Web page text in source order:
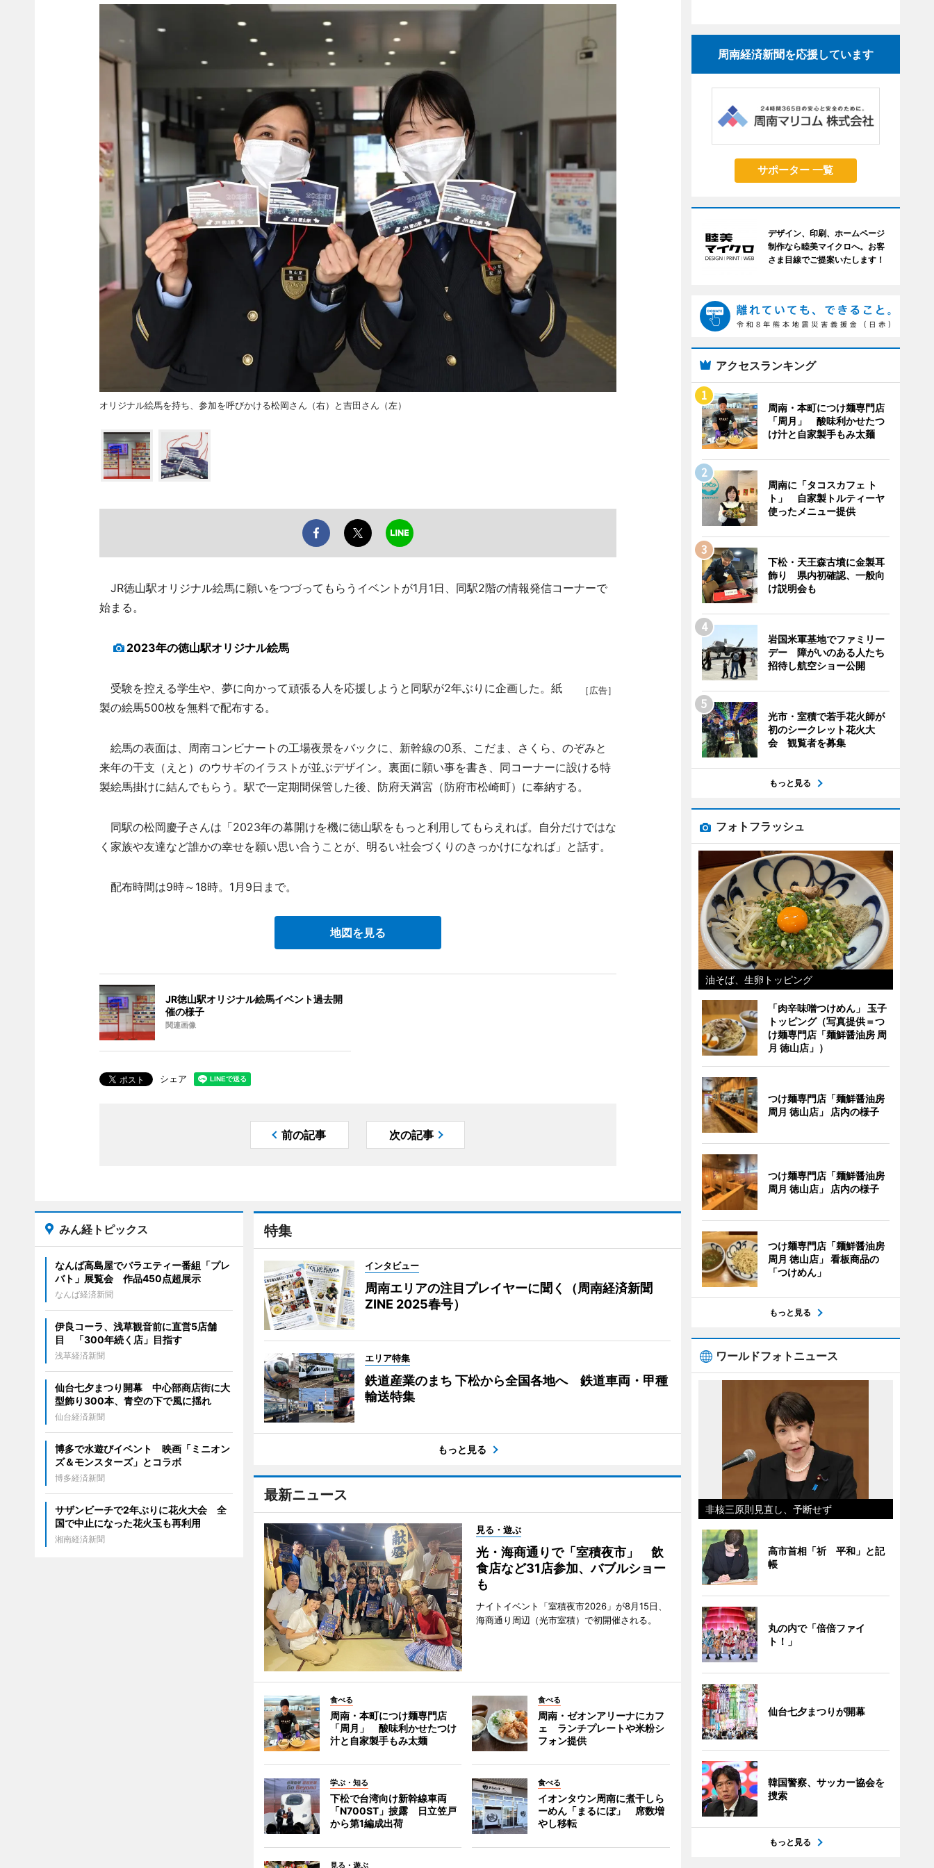
オリジナル絵馬を持ち、参加を呼びかける松岡さん（右）と吉田さん（左）
JR徳山駅オリジナル絵馬に願いをつづってもらうイベントが1月1日、同駅2階の情報発信コーナーで
始まる。
2023年の徳山駅オリジナル絵馬
［広告］
受験を控える学生や、夢に向かって頑張る人を応援しようと同駅が2年ぶりに企画した。紙
製の絵馬500枚を無料で配布する。
絵馬の表面は、周南コンビナートの工場夜景をバックに、新幹線の0系、こだま、さくら、のぞみと
来年の干支（えと）のウサギのイラストが並ぶデザイン。裏面に願い事を書き、同コーナーに設ける特
製絵馬掛けに結んでもらう。駅で一定期間保管した後、防府天満宮（防府市松崎町）に奉納する。
同駅の松岡慶子さんは「2023年の幕開けを機に徳山駅をもっと利用してもらえれば。自分だけではな
く家族や友達など誰かの幸せを願い思い合うことが、明るい社会づくりのきっかけになれば」と話す。
配布時間は9時～18時。1月9日まで。
地図を見る
JR徳山駅オリジナル絵馬イベント過去開
催の様子
関連画像
シェア
前の記事 次の記事
特集
インタビュー
周南エリアの注目プレイヤーに聞く（周南経済新聞
ZINE 2025春号）
エリア特集
鉄道産業のまち 下松から全国各地へ 鉄道車両・甲種
輸送特集
もっと見る
最新ニュース
見る・遊ぶ
光・海商通りで「室積夜市」 飲
食店など31店参加、バブルショー
も
ナイトイベント「室積夜市2026」が8月15日、
海商通り周辺（光市室積）で初開催される。
食べる
周南・本町につけ麺専門店
「周月」 酸味利かせたつけ
汁と自家製手もみ太麺
食べる
周南・ゼオンアリーナにカフ
ェ ランチプレートや米粉シ
フォン提供
学ぶ・知る
下松で台湾向け新幹線車両
「N700ST」披露 日立笠戸
から第1編成出荷
食べる
イオンタウン周南に煮干しら
ーめん「まるにぼ」 席数増
やし移転
見る・遊ぶ
みん経トピックス
なんば高島屋でバラエティー番組「プレ
バト」展覧会 作品450点超展示
なんば経済新聞
伊良コーラ、浅草観音前に直営5店舗
目 「300年続く店」目指す
浅草経済新聞
仙台七夕まつり開幕 中心部商店街に大
型飾り300本、青空の下で風に揺れ
仙台経済新聞
博多で水遊びイベント 映画「ミニオン
ズ＆モンスターズ」とコラボ
博多経済新聞
サザンビーチで2年ぶりに花火大会 全
国で中止になった花火玉も再利用
湘南経済新聞
周南経済新聞を応援しています
サポーター 一覧
デザイン、印刷、ホームページ
制作なら睦美マイクロへ。お客
さま目線でご提案いたします！
アクセスランキング
周南・本町につけ麺専門店
「周月」 酸味利かせたつ
け汁と自家製手もみ太麺
周南に「タコスカフェ ト
ト」 自家製トルティーヤ
使ったメニュー提供
下松・天王森古墳に金製耳
飾り 県内初確認、一般向
け説明会も
岩国米軍基地でファミリー
デー 障がいのある人たち
招待し航空ショー公開
光市・室積で若手花火師が
初のシークレット花火大
会 観覧者を募集
もっと見る
フォトフラッシュ
油そば、生卵トッピング
「肉辛味噌つけめん」 玉子
トッピング（写真提供＝つ
け麺専門店「麺鮮醤油房 周
月 徳山店」）
つけ麺専門店「麺鮮醤油房
周月 徳山店」 店内の様子
つけ麺専門店「麺鮮醤油房
周月 徳山店」 店内の様子
つけ麺専門店「麺鮮醤油房
周月 徳山店」 看板商品の
「つけめん」
もっと見る
ワールドフォトニュース
非核三原則見直し、予断せず
高市首相「祈 平和」と記
帳
丸の内で「倍倍ファイ
ト！」
仙台七夕まつりが開幕
韓国警察、サッカー協会を
捜索
もっと見る